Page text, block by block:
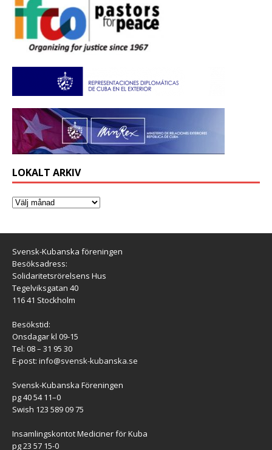
LOKALT ARKIV
Svensk-Kubanska föreningen
Besöksadress:
Solidaritetsrörelsens Hus
Tegelviksgatan 40
116 41 Stockholm
Besökstid:
Onsdagar kl 09-15
Tel: 08 – 31 95 30
E-post: info@svensk-kubanska.se
Svensk-Kubanska Föreningen
pg 40 54 11–0
Swish 123 589 09 75
Insamlingskontot Mediciner för Kuba
pg 23 57 15-0